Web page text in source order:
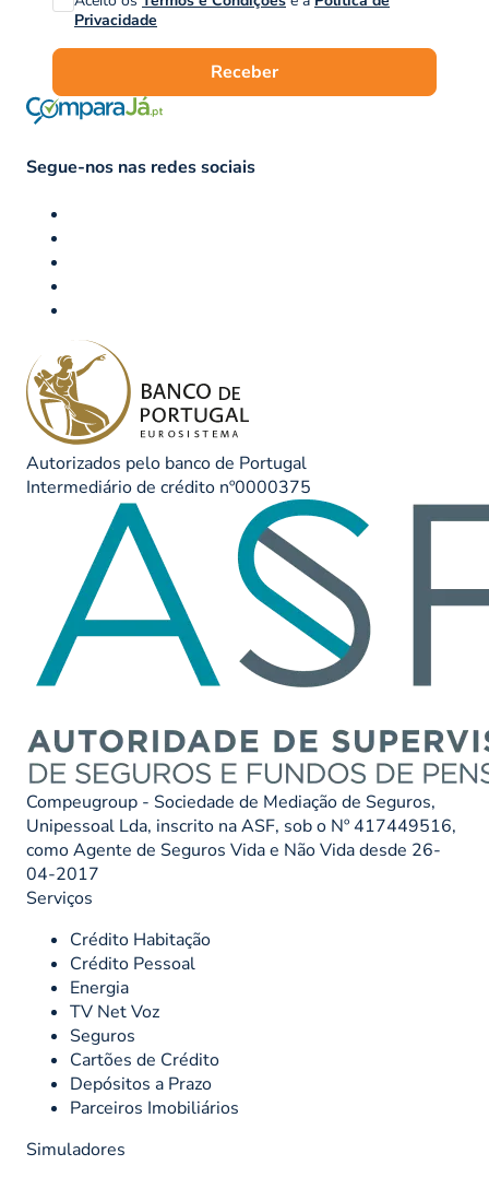
Privacidade
Receber
Segue-nos nas redes sociais
Autorizados pelo banco de Portugal
Intermediário de crédito nº0000375
Compeugroup - Sociedade de Mediação de Seguros,
Unipessoal Lda, inscrito na ASF, sob o Nº 417449516,
como Agente de Seguros Vida e Não Vida desde 26-
04-2017
Serviços
Crédito Habitação
Crédito Pessoal
Energia
TV Net Voz
Seguros
Cartões de Crédito
Depósitos a Prazo
Parceiros Imobiliários
Simuladores